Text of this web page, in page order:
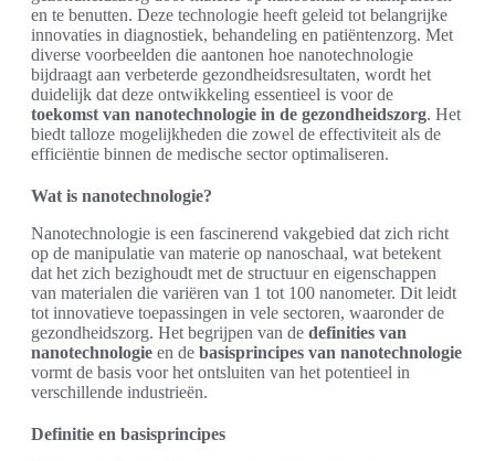
en te benutten. Deze technologie heeft geleid tot belangrijke
innovaties in diagnostiek, behandeling en patiëntenzorg. Met
diverse voorbeelden die aantonen hoe nanotechnologie
bijdraagt aan verbeterde gezondheidsresultaten, wordt het
duidelijk dat deze ontwikkeling essentieel is voor de
toekomst van nanotechnologie in de gezondheidszorg. Het
biedt talloze mogelijkheden die zowel de effectiviteit als de
efficiëntie binnen de medische sector optimaliseren.
Wat is nanotechnologie?
Nanotechnologie is een fascinerend vakgebied dat zich richt
op de manipulatie van materie op nanoschaal, wat betekent
dat het zich bezighoudt met de structuur en eigenschappen
van materialen die variëren van 1 tot 100 nanometer. Dit leidt
tot innovatieve toepassingen in vele sectoren, waaronder de
gezondheidszorg. Het begrijpen van de definities van
nanotechnologie en de basisprincipes van nanotechnologie
vormt de basis voor het ontsluiten van het potentieel in
verschillende industrieën.
Definitie en basisprincipes